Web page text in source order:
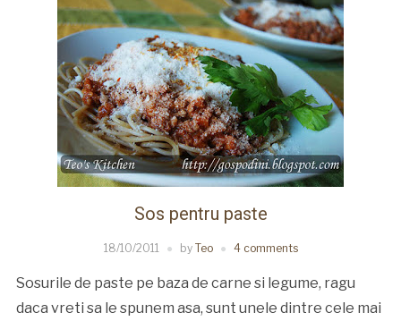
Sos pentru paste
18/10/2011 by Teo 4 comments
Sosurile de paste pe baza de carne si legume, ragu
daca vreti sa le spunem asa, sunt unele dintre cele mai